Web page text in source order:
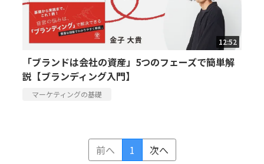
12:52
「ブランドは会社の資産」5つのフェーズで簡単解
説【ブランディング入門】
マーケティングの基礎
前へ 1 次へ